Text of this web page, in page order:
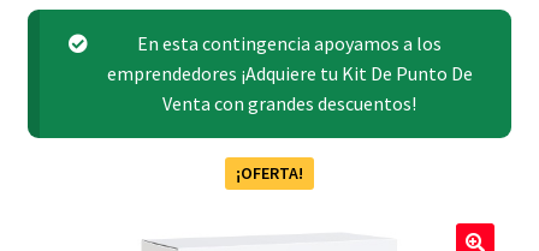
hijo
Carrito
Mi cuenta
Acerca de
En esta contingencia apoyamos a los
emprendedores ¡Adquiere tu Kit De Punto De
Venta con grandes descuentos!
¡OFERTA!